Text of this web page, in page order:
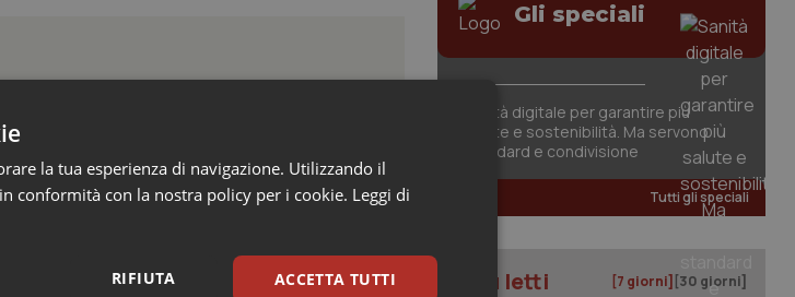
(+6%). Prosegue il boom dei
antibiotici. Ecco il Rapporto
della popolazione, dall'arrivo di
e gestione del peso. Nel 2025 la spesa
Gli speciali
Sanità digitale per garantire più
salute e sostenibilità. Ma servono
standard e condivisione
Tutti gli speciali
I più letti [7 giorni] [30 giorni]
la tua esperienza di navigazione. Utilizzando il
conformità con la nostra policy per i cookie. Leggi di
ACCETTA TUTTI
RIFIUTA